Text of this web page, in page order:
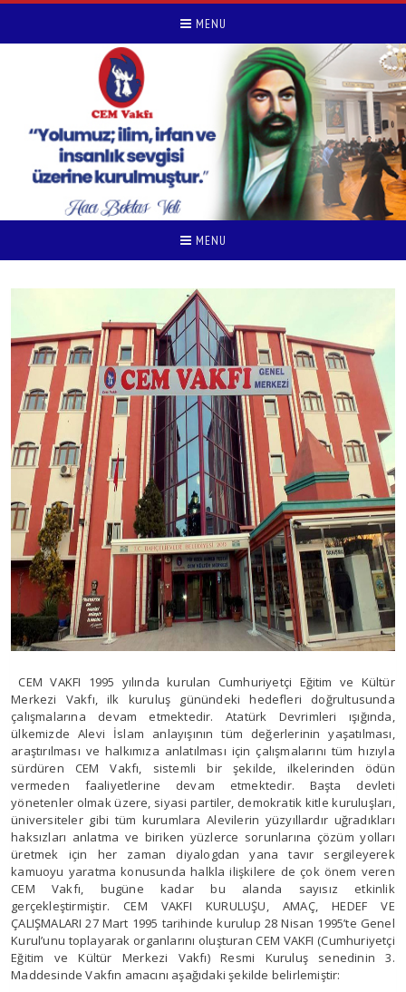
MENU
MENU
CEM VAKFI 1995 yılında kurulan Cumhuriyetçi Eğitim ve Kültür
Merkezi Vakfı, ilk kuruluş günündeki hedefleri doğrultusunda
çalışmalarına devam etmektedir. Atatürk Devrimleri ışığında,
ülkemizde Alevi İslam anlayışının tüm değerlerinin yaşatılması,
araştırılması ve halkımıza anlatılması için çalışmalarını tüm hızıyla
sürdüren CEM Vakfı, sistemli bir şekilde, ilkelerinden ödün
vermeden faaliyetlerine devam etmektedir. Başta devleti
yönetenler olmak üzere, siyasi partiler, demokratik kitle kuruluşları,
üniversiteler gibi tüm kurumlara Alevilerin yüzyıllardır uğradıkları
haksızları anlatma ve biriken yüzlerce sorunlarına çözüm yolları
üretmek için her zaman diyalogdan yana tavır sergileyerek
kamuoyu yaratma konusunda halkla ilişkilere de çok önem veren
CEM Vakfı, bugüne kadar bu alanda sayısız etkinlik
gerçekleştirmiştir. CEM VAKFI KURULUŞU, AMAÇ, HEDEF VE
ÇALIŞMALARI 27 Mart 1995 tarihinde kurulup 28 Nisan 1995’te Genel
Kurul’unu toplayarak organlarını oluşturan CEM VAKFI (Cumhuriyetçi
Eğitim ve Kültür Merkezi Vakfı) Resmi Kuruluş senedinin 3.
Maddesinde Vakfın amacını aşağıdaki şekilde belirlemiştir: